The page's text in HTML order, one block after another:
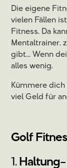
Die eigene
vielen Fällen
Fitness. Da
Mentaltrainer,
gibt... Wenn
alles wenig.
Kümmere
viel Geld für
Golf
1.